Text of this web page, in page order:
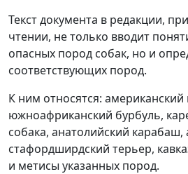
Текст документа в редакции,
чтении, не только вводит
опасных пород собак, но и
соответствующих пород.
К ним относятся: американский
южноафриканский бурбуль,
собака, анатолийский карабаш,
стафордширдский терьер,
и метисы указанных пород.